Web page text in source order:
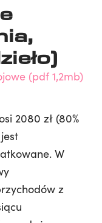
(pdf 1,2mb)
2080 zł (80%
W
z